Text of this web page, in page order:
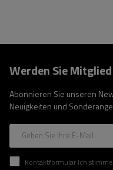
Werden Sie Mitglied
Abonnieren Sie unseren
Neuigkeiten und
Geben Sie Ihre E-Mail
Kontaktformular Ich stimme der Verarbeitung meiner im Kontaktformular